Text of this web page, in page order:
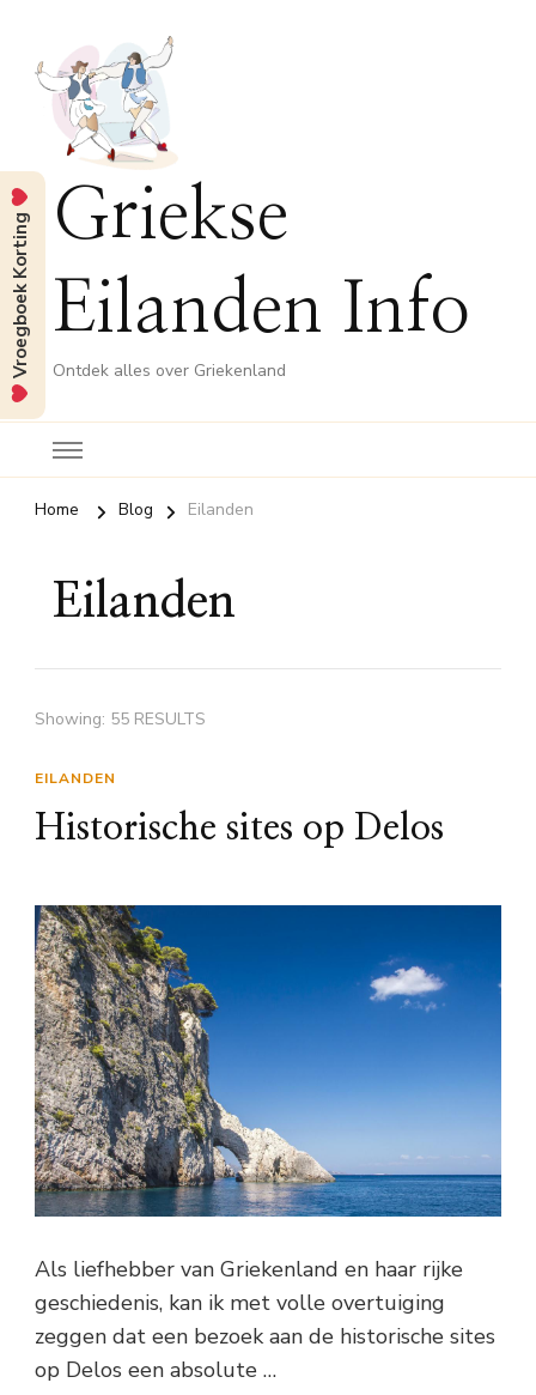
Griekse
Eilanden Info
Ontdek alles over Griekenland
Home Blog Eilanden
Eilanden
Showing: 55 RESULTS
EILANDEN
Historische sites op Delos
Als liefhebber van Griekenland en haar rijke
geschiedenis, kan ik met volle overtuiging
zeggen dat een bezoek aan de historische sites
op Delos een absolute …
Vroegboek Korting